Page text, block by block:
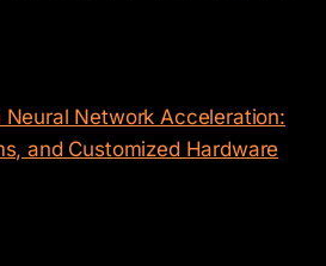
Neural Network Acceleration:
and Customized Hardware